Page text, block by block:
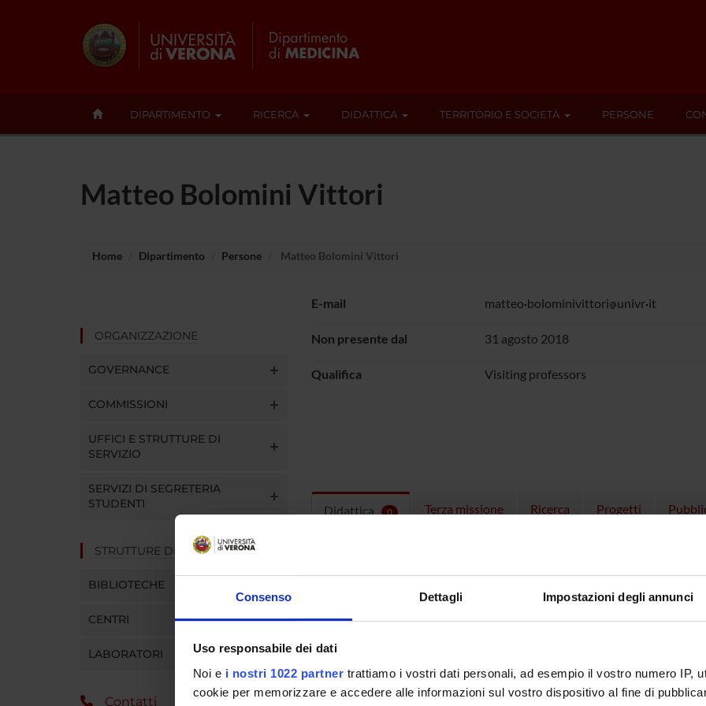
Consenso Dettagli Impostazioni degli annunci
Uso responsabile dei dati
Noi e i nostri 1022 partner trattiamo i vostri dati personali, ad esempio il vostro numero IP,
cookie per memorizzare e accedere alle informazioni sul vostro dispositivo al fine di
DIPARTIMENTO RICERCA DIDATTICA TERRITORIO E SOCIETÀ PERSONE
Matteo Bolomini Vittori
Home Dipartimento Persone Matteo Bolomini Vittori
ORGANIZZAZIONE
GOVERNANCE
COMMISSIONI
UFFICI E STRUTTURE DI
SERVIZIO
SERVIZI DI SEGRETERIA
STUDENTI
STRUTTURE DEL DIPARTIMENTO
BIBLIOTECHE
CENTRI
LABORATORI
Contatti
E-mail matteo bolominivittori univr it
Non presente dal 31 agosto 2018
Qualifica Visiting professors
Didattica 0 Terza missione Ricerca Progetti
Insegnamenti attivi nel periodo selezionato:0.